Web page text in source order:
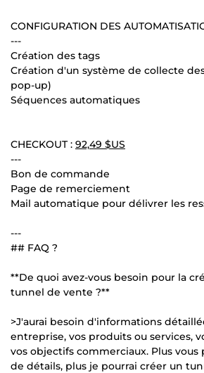
CONFIGURATION DES
---
Création des tags
Création d'un système de collecte
pop-up)
Séquences automatiques
CHECKOUT : 92,49 $US
---
Bon de commande
Page de remerciement
Mail automatique pour délivrer les
---
## FAQ ?
**De quoi avez-vous besoin pour la
tunnel de vente ?**
>J'aurai besoin d'informations
entreprise, vos produits ou services,
vos objectifs commerciaux. Plus
de détails, plus je pourrai créer un